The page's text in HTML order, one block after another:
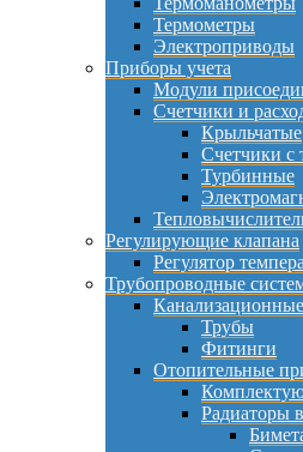
Термометры
Электроприводы
Приборы учета
Модули
Счетчики и
Крыльчатые
Счетчики с
Турбинные
Регулирующие клапана
Регулятор
Трубопроводные
Трубы
Фитинги
Отопительные
Радиаторы